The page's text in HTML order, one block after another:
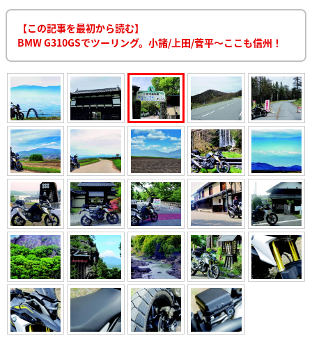
【この記事を最初から読む】
BMW G310GSでツーリング。小諸/上田/菅平〜ここも信州！